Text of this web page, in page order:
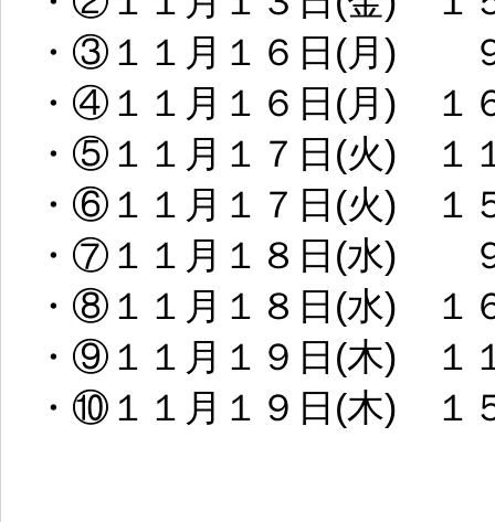
・③１１月１６日(月)
・④１１月１６日(月) １
・⑤１１月１７日(火) １
・⑥１１月１７日(火) １
・⑦１１月１８日(水)
・⑧１１月１８日(水) １
・⑨１１月１９日(木) １
・⑩１１月１９日(木) １